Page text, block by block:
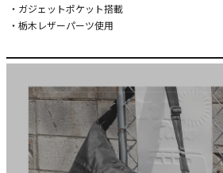
・ガジェットポケット搭載
・栃木レザーパーツ使用